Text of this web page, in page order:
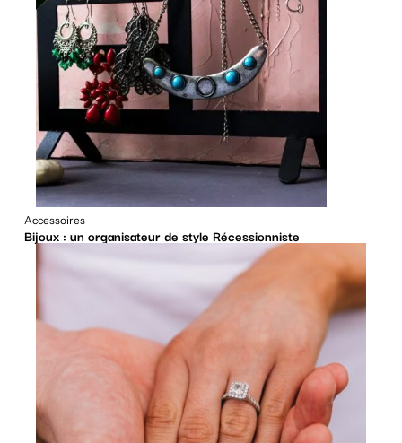
Accessoires
Bijoux : un organisateur de style Récessionniste